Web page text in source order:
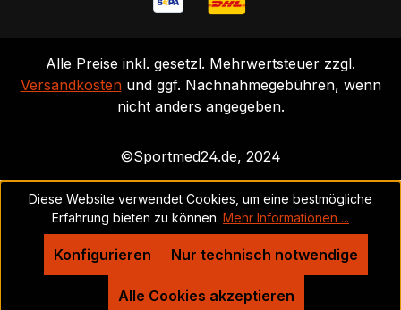
Alle Preise inkl. gesetzl. Mehrwertsteuer zzgl.
Versandkosten und ggf. Nachnahmegebühren, wenn
nicht anders angegeben.
©Sportmed24.de, 2024
Diese Website verwendet Cookies, um eine bestmögliche
Erfahrung bieten zu können. Mehr Informationen ...
Nur technisch notwendige
Konfigurieren
Alle Cookies akzeptieren